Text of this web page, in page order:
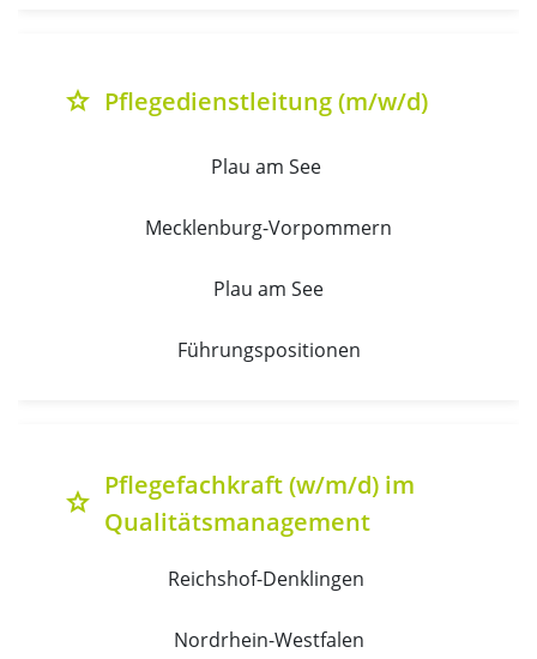
grade Pflegedienstleitung (m/w/d)
Plau am See
Mecklenburg-Vorpommern
Plau am See
Führungspositionen
grade
Pflegefachkraft (w/m/d) im
Qualitätsmanagement
Reichshof-Denklingen
Nordrhein-Westfalen